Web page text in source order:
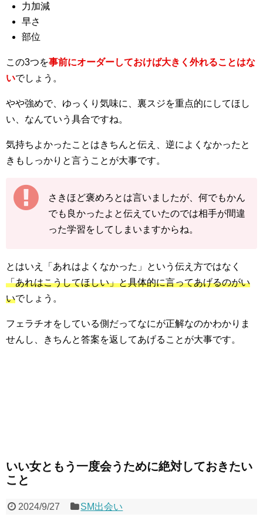
力加減
早さ
部位
この3つを事前にオーダーしておけば大きく外れることはな
いでしょう。
やや強めで、ゆっくり気味に、裏スジを重点的にしてほし
い、なんていう具合ですね。
気持ちよかったことはきちんと伝え、逆によくなかったと
きもしっかりと言うことが大事です。
さきほど褒めろとは言いましたが、何でもかん
でも良かったよと伝えていたのでは相手が間違
った学習をしてしまいますからね。
とはいえ「あれはよくなかった」という伝え方ではなく
「あれはこうしてほしい」と具体的に言ってあげるのがい
いでしょう。
フェラチオをしている側だってなにが正解なのかわかりま
せんし、きちんと答案を返してあげることが大事です。
いい女ともう一度会うために絶対しておきたい
こと
2024/9/27 SM出会い